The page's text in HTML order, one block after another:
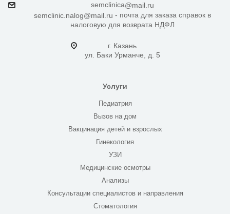
semclinica@mail.ru
semclinic.nalog@mail.ru - почта для заказа справок в
налоговую для возврата НДФЛ
г. Казань
ул. Баки Урманче, д. 5
Услуги
Педиатрия
Вызов на дом
Вакцинация детей и взрослых
Гинекология
УЗИ
Медицинские осмотры
Анализы
Консультации специалистов и направления
Стоматология